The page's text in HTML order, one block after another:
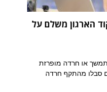
הארגון משלם על
מתמשך או חרדה מופרזת